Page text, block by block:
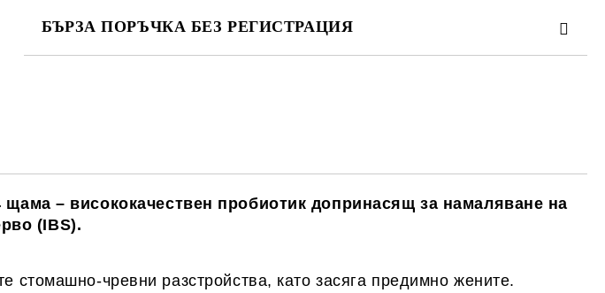
БЪРЗА ПОРЪЧКА БЕЗ РЕГИСТРАЦИЯ
щама – висококачествен пробиотик допринасящ за намаляване на
(IBS).
чревни разстройства, като засяга предимно жените.